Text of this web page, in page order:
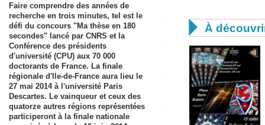
Faire comprendre des années de
recherche en trois minutes, tel est le
défi du concours "Ma thèse en 180
secondes" lancé par CNRS et la
Conférence des présidents
d'université (CPU) aux 70 000
doctorants de France. La finale
régionale d'Ile-de-France aura lieu le
27 mai 2014à l'université Paris
Descartes. Le vainqueur et ceux des
quatorze autres régions représentées
participeront à la finale nationale
 À